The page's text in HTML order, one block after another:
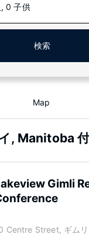
0 子供
検索
Map
, Manitoba
Gimli
Centre Street, ギム